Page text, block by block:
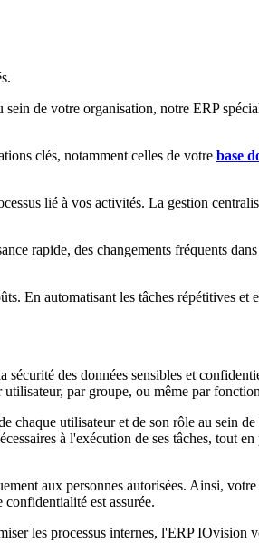
de votre organisation, notre ERP
clés, notamment celles de votre base
lié à vos activités. La gestion
rapide, des changements fréquents
En automatisant les tâches répétitives et
des données sensibles et
par groupe, ou même par
chaque utilisateur et de son rôle au sein
à l'exécution de ses tâches, tout
aux personnes autorisées. Ainsi,
est assurée.
les processus internes, l'ERP IOvision